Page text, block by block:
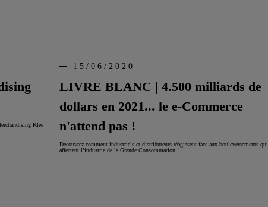
Klee
LIVRE BLANC | 4.500 milliards de
dollars en 2021... le e-Commerce
n'attend pas !
15/06/2020
Découvrez comment industriels et distributeurs réagissent face aux bouleversements qui
affectent l’industrie de la Grande Consommation !